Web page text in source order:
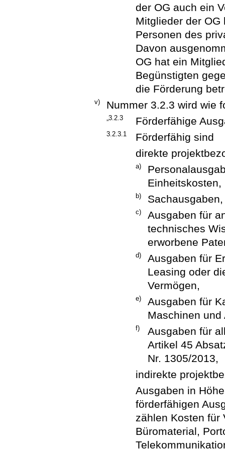
der OG auch ein
Mitglieder der
Personen des
Davon
OG hat ein
Begünstigten
die Förderung
v) Nummer 3.2.3 wird wie
„3.2.3 Förderfähige
3.2.3.1
Förderfähig sind
direkte
a)
Einheitskosten,
b) Sachausgaben,
c)
Ausgaben für
technisches
erworbene
d)
Ausgaben für
Leasing oder
Vermögen,
e)
Ausgaben für
Maschinen und
f)
Ausgaben für
Artikel 45
Nr. 1305/2013,
indirekte
Ausgaben in
förderfähigen
zählen Kosten für
Büromaterial,